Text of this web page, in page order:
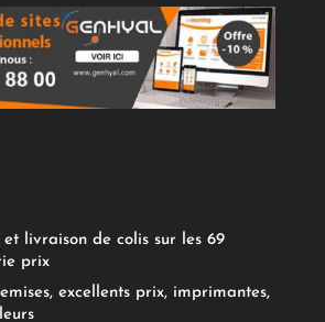
et livraison de colis sur les 69
prix
excellents prix, imprimantes,